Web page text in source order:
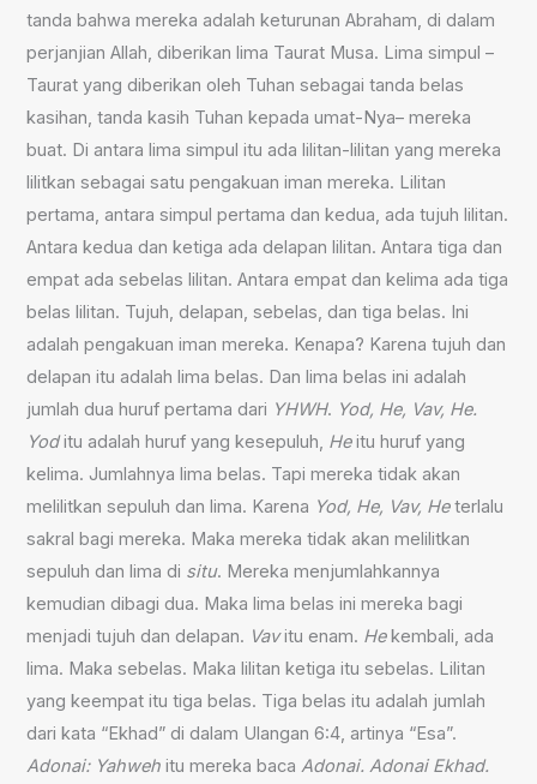
tanda bahwa mereka adalah keturunan Abraham, di dalam
perjanjian Allah, diberikan lima Taurat Musa. Lima simpul –
Taurat yang diberikan oleh Tuhan sebagai tanda belas
kasihan, tanda kasih Tuhan kepada umat-Nya– mereka
buat. Di antara lima simpul itu ada lilitan-lilitan yang mereka
lilitkan sebagai satu pengakuan iman mereka. Lilitan
pertama, antara simpul pertama dan kedua, ada tujuh lilitan.
Antara kedua dan ketiga ada delapan lilitan. Antara tiga dan
empat ada sebelas lilitan. Antara empat dan kelima ada tiga
belas lilitan. Tujuh, delapan, sebelas, dan tiga belas. Ini
adalah pengakuan iman mereka. Kenapa? Karena tujuh dan
delapan itu adalah lima belas. Dan lima belas ini adalah
jumlah dua huruf pertama dari YHWH. Yod, He, Vav, He.
Yoditu adalah huruf yang kesepuluh, Heitu huruf yang
kelima. Jumlahnya lima belas. Tapi mereka tidak akan
melilitkan sepuluh dan lima. Karena Yod, He, Vav, Heterlalu
sakral bagi mereka. Maka mereka tidak akan melilitkan
sepuluh dan lima di situ. Mereka menjumlahkannya
kemudian dibagi dua. Maka lima belas ini mereka bagi
menjadi tujuh dan delapan. Vavitu enam. Hekembali, ada
lima. Maka sebelas. Maka lilitan ketiga itu sebelas. Lilitan
yang keempat itu tiga belas. Tiga belas itu adalah jumlah
dari kata “Ekhad” di dalam Ulangan 6:4, artinya “Esa”.
Adonai: Yahwehitu mereka bacaAdonai. Adonai Ekhad.